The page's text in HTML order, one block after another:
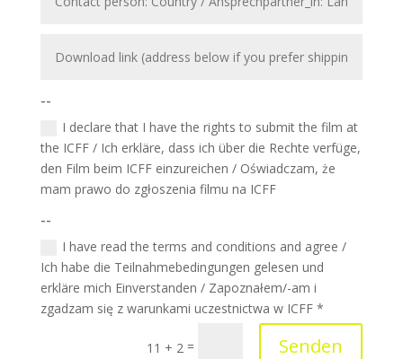
--
I declare that I have the rights to submit the film at
the ICFF / Ich erkläre, dass ich über die Rechte verfüge,
den Film beim ICFF einzureichen / Oświadczam, że
mam prawo do zgłoszenia filmu na ICFF
--
I have read the terms and conditions and agree /
Ich habe die Teilnahmebedingungen gelesen und
erkläre mich Einverstanden / Zapoznałem/-am i
zgadzam się z warunkami uczestnictwa w ICFF *
11 + 2 = Senden